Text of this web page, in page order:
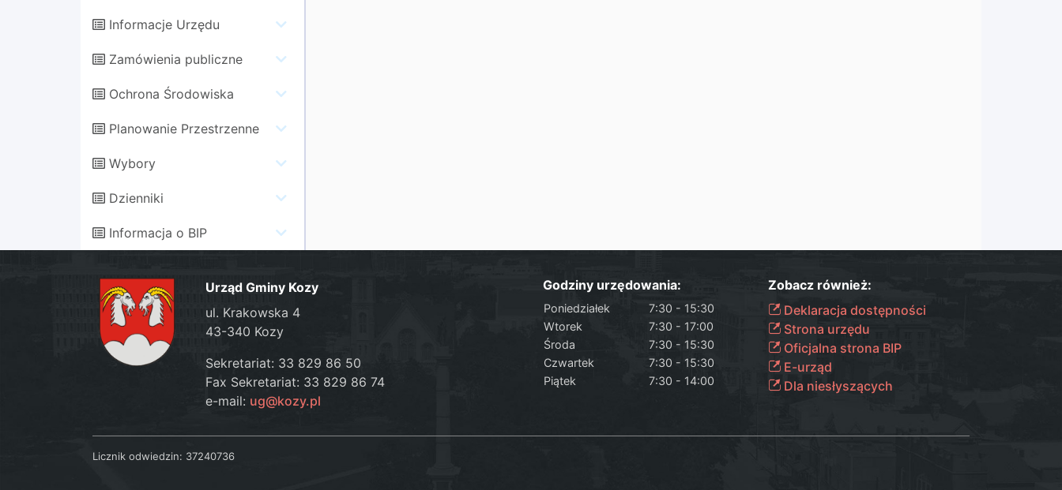
Informacje Urzędu
Zamówienia publiczne
Ochrona Środowiska
Planowanie Przestrzenne
Wybory
Dzienniki
Informacja o BIP
Urząd Gminy Kozy
ul. Krakowska 4
43-340 Kozy
Sekretariat: 33 829 86 50
Fax Sekretariat: 33 829 86 74
e-mail: ug@kozy.pl
Godziny urzędowania:
Poniedziałek
7:30 - 15:30
Wtorek
7:30 - 17:00
Środa
7:30 - 15:30
Czwartek
7:30 - 15:30
Piątek
7:30 - 14:00
Zobacz również:
Deklaracja dostępności
Strona urzędu
Oficjalna strona BIP
E-urząd
Dla niesłyszących
Licznik odwiedzin: 37240736